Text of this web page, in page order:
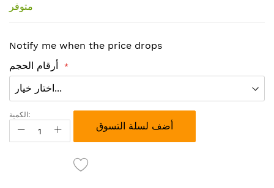
معرض
الصور
متوفر
Notify me when the price drops
أرقام الحجم
الكمية:
أضف لسلة التسوق